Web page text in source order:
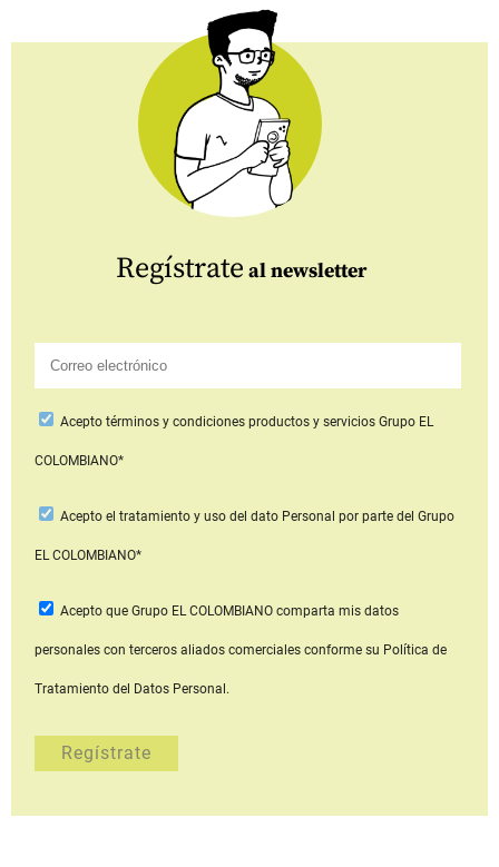
Regístrate al newsletter
Aceptotérminos y condiciones productos y serviciosGrupo EL
COLOMBIANO*
Acepto el tratamiento y uso del dato Personal por parte del Grupo
EL COLOMBIANO*
Acepto que Grupo EL COLOMBIANOcomparta mis datos
personales con terceros aliados comerciales conforme su Política de
Tratamiento del Datos Personal.